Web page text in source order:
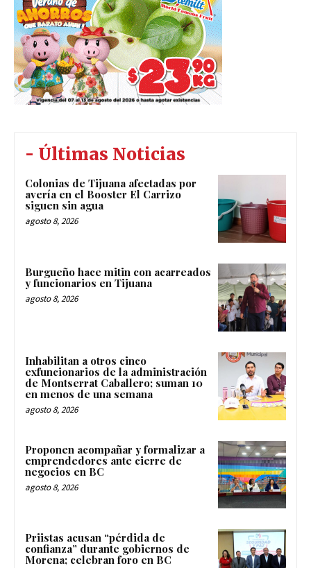
- Últimas Noticias
Colonias de Tijuana afectadas por
avería en el Booster El Carrizo
siguen sin agua
agosto 8, 2026
Burgueño hace mitin con acarreados
y funcionarios en Tijuana
agosto 8, 2026
Inhabilitan a otros cinco
exfuncionarios de la administración
de Montserrat Caballero; suman 10
en menos de una semana
agosto 8, 2026
Proponen acompañar y formalizar a
emprendedores ante cierre de
negocios en BC
agosto 8, 2026
Priistas acusan “pérdida de
confianza” durante gobiernos de
Morena; celebran foro en BC